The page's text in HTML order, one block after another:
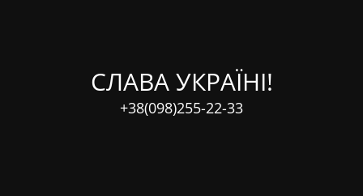
СЛАВА УКРАЇНІ!
+38(098)255-22-33